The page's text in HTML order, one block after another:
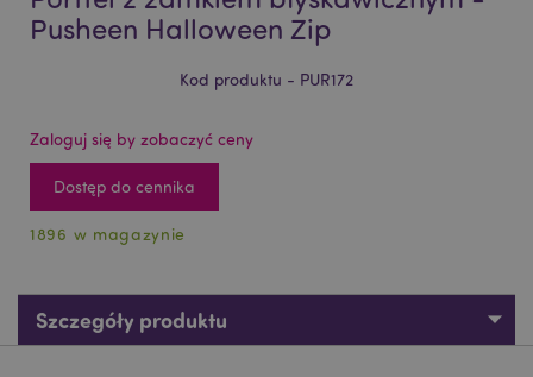
Pusheen Halloween Zip
Kod produktu - PUR172
Zaloguj się by zobaczyć ceny
Dostęp do cennika
1896 w magazynie
Szczegóły produktu